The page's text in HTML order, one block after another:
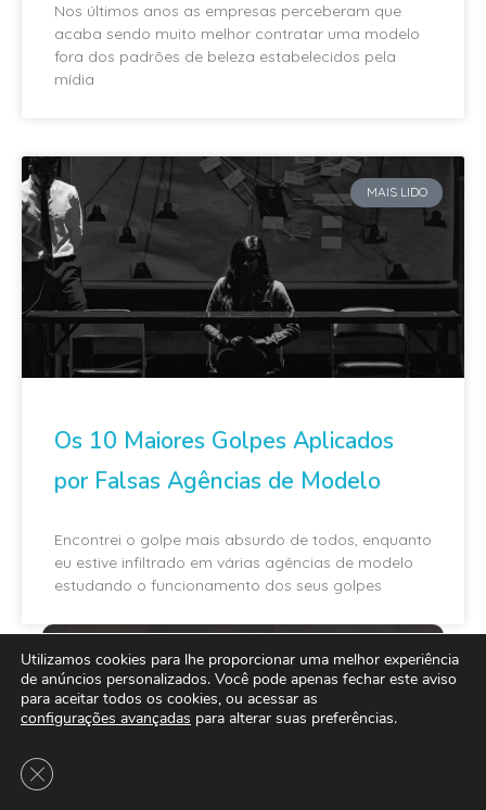
Nos últimos anos as empresas perceberam que
acaba sendo muito melhor contratar uma modelo
fora dos padrões de beleza estabelecidos pela
mídia
MAIS LIDO
Os 10 Maiores Golpes Aplicados
por Falsas Agências de Modelo
Encontrei o golpe mais absurdo de todos, enquanto
eu estive infiltrado em várias agências de modelo
estudando o funcionamento dos seus golpes
Utilizamos cookies para lhe proporcionar uma melhor experiência
de anúncios personalizados. Você pode apenas fechar este aviso
para aceitar todos os cookies, ou acessar as
configurações avançadas para alterar suas preferências.
Close GDPR Cookie Banner